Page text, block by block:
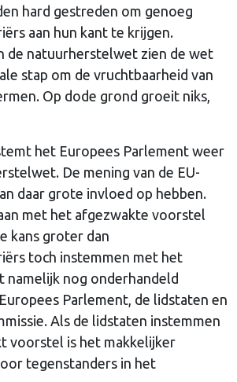
hard gestreden om genoeg
aan hun kant te krijgen.
de natuurherstelwet zien de wet
stap om de vruchtbaarheid van
Op dode grond groeit niks,
het Europees Parlement weer
De mening van de EU-
daar grote invloed op hebben.
met het afgezwakte voorstel
kans groter dan
toch instemmen met het
namelijk nog onderhandeld
Parlement, de lidstaten en
Als de lidstaten instemmen
voorstel is het makkelijker
tegenstanders in het